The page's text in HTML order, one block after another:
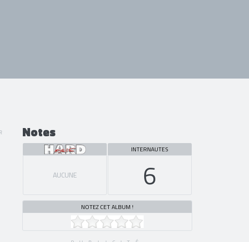
Notes
AUCUNE
INTERNAUTES
6
NOTEZ CET ALBUM !